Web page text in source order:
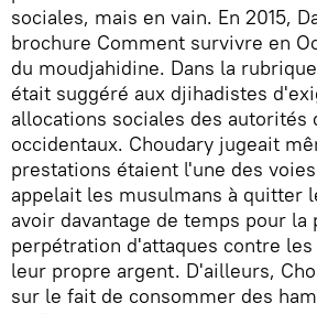
sociales, mais en vain. En 2015,
brochure Comment survivre en
du moudjahidine. Dans la
était suggéré aux djihadistes
allocations sociales des autorités
occidentaux. Choudary jugeait
prestations étaient l'une des
appelait les musulmans à quitter
avoir davantage de temps pour
perpétration d'attaques contre
leur propre argent. D'ailleurs,
sur le fait de consommer des